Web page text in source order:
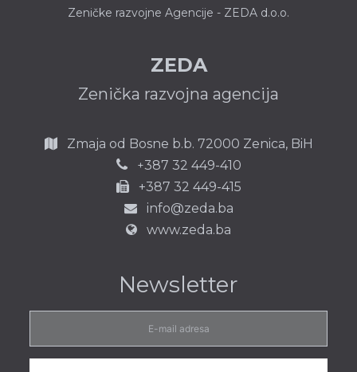
Zeničke razvojne Agencije - ZEDA d.o.o.
ZEDA
Zenička razvojna agencija
Zmaja od Bosne b.b. 72000 Zenica, BiH
+387 32 449-410
+387 32 449-415
info@zeda.ba
www.zeda.ba
Newsletter
adresa